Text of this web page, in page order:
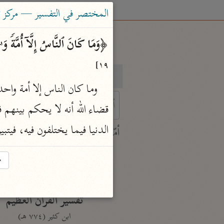
characters for results.
أمّهات
جامع البيان
تفسير القرآن العظيم
ابن كثير (٧٧٤ هـ)
المختصر في التفسير — مركز
﴿وَمَا كَانَ ٱلنَّاسُ إِلَّاۤ
١٩]
الدنيا فيما يختلفون فيه،